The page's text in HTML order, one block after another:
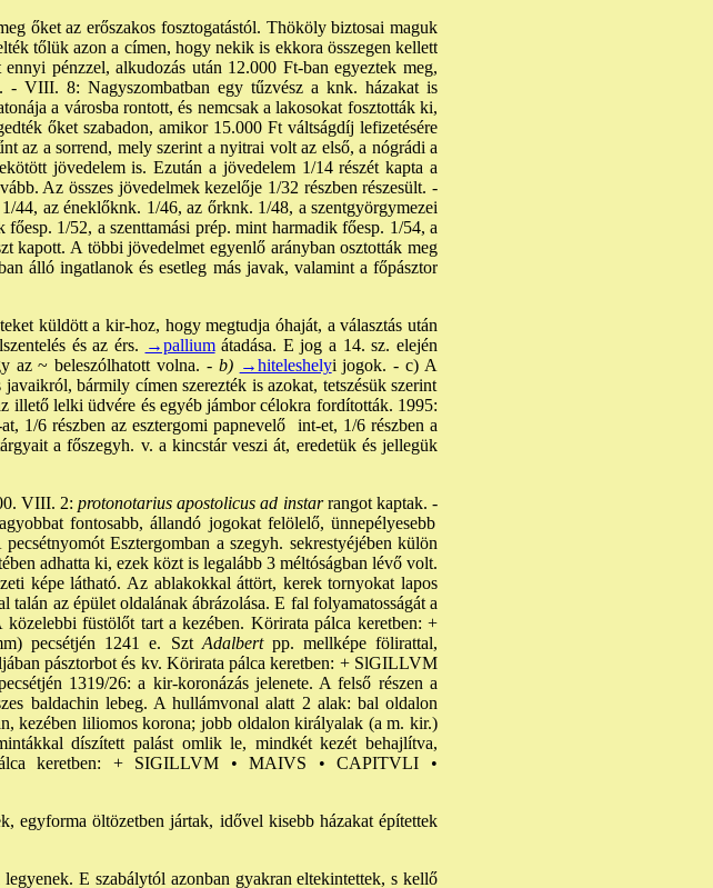
őket az erőszakos fosztogatástól. Thököly biztosai maguk
tőlük azon a címen, hogy nekik is ekkora összegen kellett
pénzzel, alkudozás után 12.000 Ft-ban egyeztek meg,
VIII. 8: Nagyszombatban egy tűzvész a knk. házakat is
a városba rontott, és nemcsak a lakosokat fosztották ki,
őket szabadon, amikor 15.000 Ft váltságdíj lefizetésére
az a sorrend, mely szerint a nyitrai volt az első, a nógrádi a
jövedelem is. Ezután a jövedelem 1/14 részét kapta a
Az összes jövedelmek kezelője 1/32 részben részesült. -
az éneklőknk. 1/46, az őrknk. 1/48, a szentgyörgymezei
1/52, a szenttamási prép. mint harmadik főesp. 1/54, a
kapott. A többi jövedelmet egyenlő arányban osztották meg
álló ingatlanok és esetleg más javak, valamint a főpásztor
küldött a kir-hoz, hogy megtudja óhaját, a választás után
és az érs. →palliumátadása. E jog a 14. sz. elején
az ~ beleszólhatott volna. -b) →hiteleshelyi jogok. - c) A
bármily címen szerezték is azokat, tetszésük szerint
illető lelki üdvére és egyéb jámbor célokra fordították. 1995:
1/6 részben az esztergomi papnevelő int-et, 1/6 részben a
a főszegyh. v. a kincstár veszi át, eredetük és jellegük
VIII. 2: protonotarius apostolicus ad instarrangot kaptak. -
fontosabb, állandó jogokat felölelő, ünnepélyesebb
Esztergomban a szegyh. sekrestyéjében külön
adhatta ki, ezek közt is legalább 3 méltóságban lévő volt.
képe látható. Az ablakokkal áttört, kerek tornyokat lapos
az épület oldalának ábrázolása. E fal folyamatosságát a
füstölőt tart a kezében. Körirata pálca keretben: +
pecsétjén 1241 e. SztAdalbertpp. mellképe fölirattal,
pásztorbot és kv. Körirata pálca keretben: + SlGILLVM
1319/26: a kir-koronázás jelenete. A felső részen a
baldachin lebeg. A hullámvonal alatt 2 alak: bal oldalon
kezében liliomos korona; jobb oldalon királyalak (a m. kir.)
díszített palást omlik le, mindkét kezét behajlítva,
keretben: + SIGILLVM • MAIVS • CAPITVLI •
egyforma öltözetben jártak, idővel kisebb házakat építettek
E szabálytól azonban gyakran eltekintettek, s kellő